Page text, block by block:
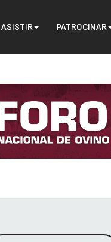
ASISTIR PATROCINAR